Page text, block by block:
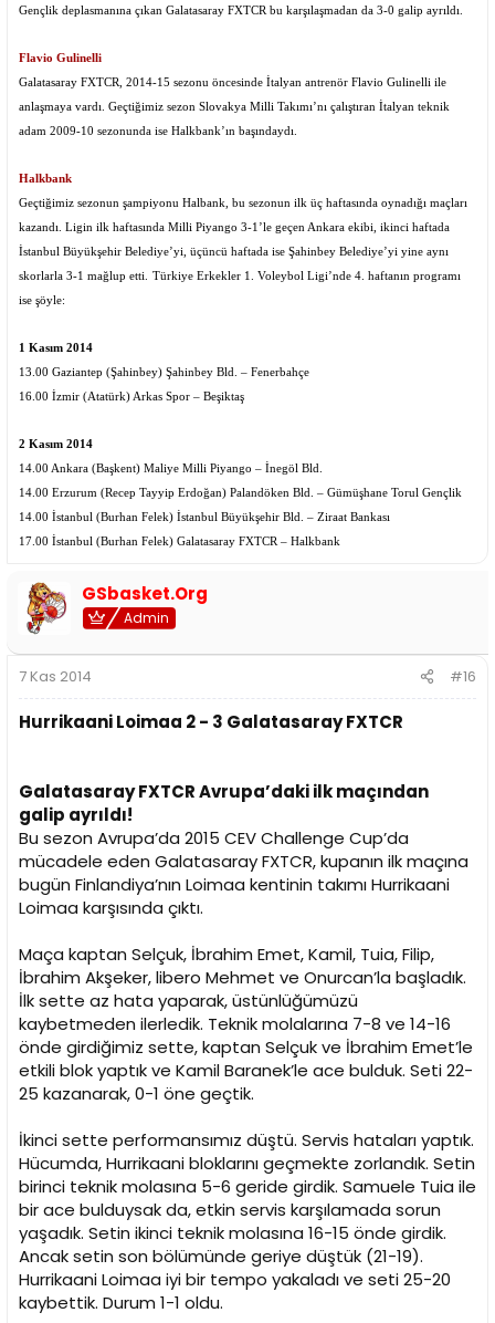
Gençlik deplasmanına çıkan Galatasaray FXTCR bu karşılaşmadan da 3-0 galip ayrıldı.
Flavio Gulinelli
Galatasaray FXTCR, 2014-15 sezonu öncesinde İtalyan antrenör Flavio Gulinelli ile
anlaşmaya vardı. Geçtiğimiz sezon Slovakya Milli Takımı’nı çalıştıran İtalyan teknik
adam 2009-10 sezonunda ise Halkbank’ın başındaydı.
Halkbank
Geçtiğimiz sezonun şampiyonu Halbank, bu sezonun ilk üç haftasında oynadığı maçları
kazandı. Ligin ilk haftasında Milli Piyango 3-1’le geçen Ankara ekibi, ikinci haftada
İstanbul Büyükşehir Belediye’yi, üçüncü haftada ise Şahinbey Belediye’yi yine aynı
skorlarla 3-1 mağlup etti.
Türkiye Erkekler 1. Voleybol Ligi’nde 4. haftanın programı
ise şöyle:
1 Kasım 2014
13.00 Gaziantep (Şahinbey) Şahinbey Bld. – Fenerbahçe
16.00 İzmir (Atatürk) Arkas Spor – Beşiktaş
2 Kasım 2014
14.00 Ankara (Başkent) Maliye Milli Piyango – İnegöl Bld.
14.00 Erzurum (Recep Tayyip Erdoğan) Palandöken Bld. – Gümüşhane Torul Gençlik
14.00 İstanbul (Burhan Felek) İstanbul Büyükşehir Bld. – Ziraat Bankası
17.00 İstanbul (Burhan Felek) Galatasaray FXTCR – Halkbank
GSbasket.Org
Admin
7 Kas 2014 #16
Hurrikaani Loimaa 2 - 3 Galatasaray FXTCR
Galatasaray FXTCR Avrupa’daki ilk maçından
galip ayrıldı!
Bu sezon Avrupa’da 2015 CEV Challenge Cup’da
mücadele eden Galatasaray FXTCR, kupanın ilk maçına
bugün Finlandiya’nın Loimaa kentinin takımı Hurrikaani
Loimaa karşısında çıktı.
Maça kaptan Selçuk, İbrahim Emet, Kamil, Tuia, Filip,
İbrahim Akşeker, libero Mehmet ve Onurcan’la başladık.
İlk sette az hata yaparak, üstünlüğümüzü
kaybetmeden ilerledik. Teknik molalarına 7-8 ve 14-16
önde girdiğimiz sette, kaptan Selçuk ve İbrahim Emet’le
etkili blok yaptık ve Kamil Baranek’le ace bulduk. Seti 22-
25 kazanarak, 0-1 öne geçtik.
İkinci sette performansımız düştü. Servis hataları yaptık.
Hücumda, Hurrikaani bloklarını geçmekte zorlandık. Setin
birinci teknik molasına 5-6 geride girdik. Samuele Tuia ile
bir ace bulduysak da, etkin servis karşılamada sorun
yaşadık. Setin ikinci teknik molasına 16-15 önde girdik.
Ancak setin son bölümünde geriye düştük (21-19).
Hurrikaani Loimaa iyi bir tempo yakaladı ve seti 25-20
kaybettik. Durum 1-1 oldu.